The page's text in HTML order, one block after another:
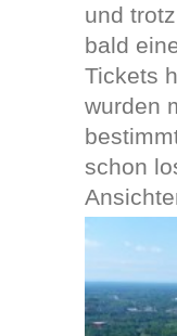
und
bald
Tickets
wurden
schon